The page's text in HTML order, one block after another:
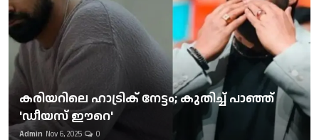
കരിയറിലെ ഹാട്രിക് നേട്ടം; കുതിച്ച് പാഞ്ഞ്
'ഡീയസ് ഈറെ'
Admin Nov 6, 2025 0